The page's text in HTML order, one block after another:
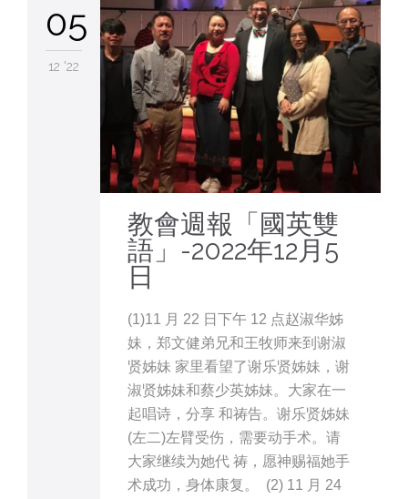
05
12 '22
教會週報「國英雙
語」-2022年12月5
日
(1)11 月 22 日下午 12 点赵淑华姊
妹，郑文健弟兄和王牧师来到谢淑
贤姊妹 家里看望了谢乐贤姊妹，谢
淑贤姊妹和蔡少英姊妹。大家在一
起唱诗，分享 和祷告。谢乐贤姊妹
(左二)左臂受伤，需要动手术。请
大家继续为她代 祷，愿神赐福她手
术成功，身体康复。 (2) 11 月 24